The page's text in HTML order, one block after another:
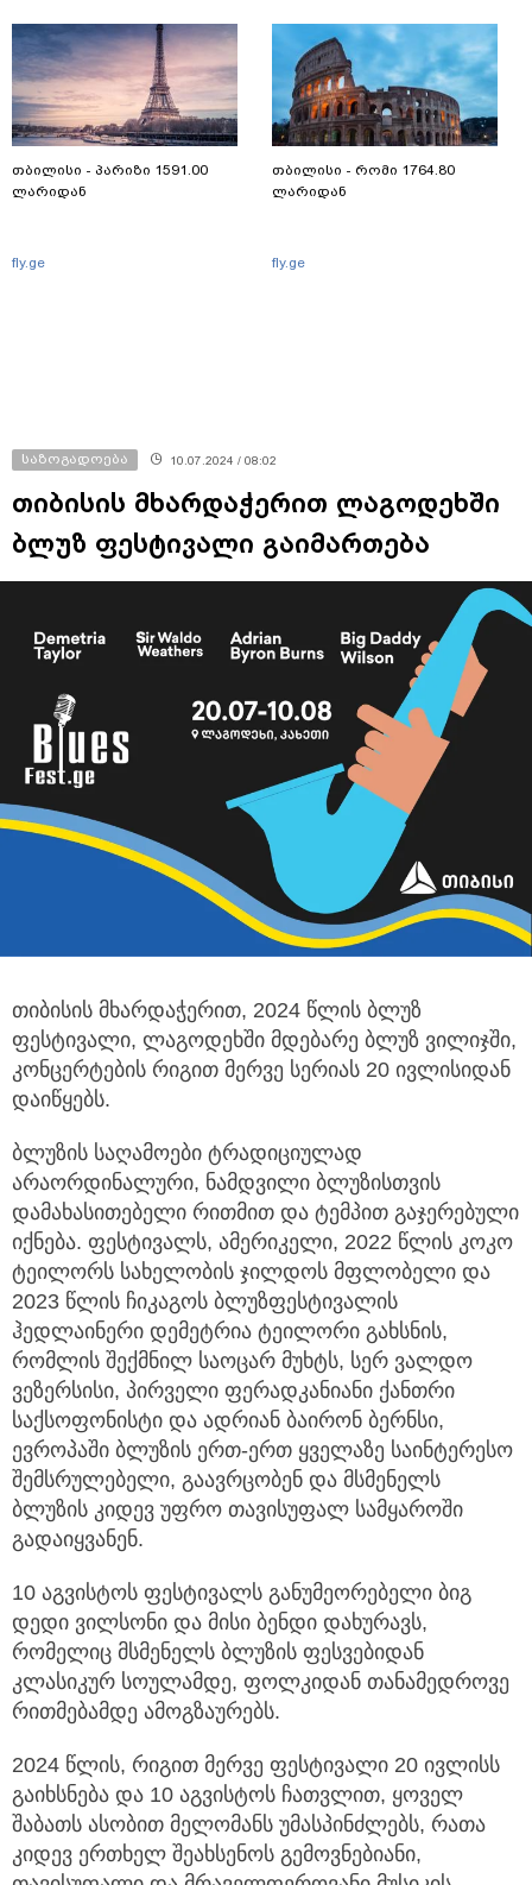
თბილისი - პარიზი 1591.00
ლარიდან
fly.ge
თბილისი - რომი 1764.80
ლარიდან
fly.ge
საზოგადოება 10.07.2024 / 08:02
თიბისის მხარდაჭერით ლაგოდეხში
ბლუზ ფესტივალი გაიმართება
თიბისის მხარდაჭერით, 2024 წლის ბლუზ
ფესტივალი, ლაგოდეხში მდებარე ბლუზ ვილიჯში,
კონცერტების რიგით მერვე სერიას 20 ივლისიდან
დაიწყებს.
ბლუზის საღამოები ტრადიციულად
არაორდინალური, ნამდვილი ბლუზისთვის
დამახასითებელი რითმით და ტემპით გაჯერებული
იქნება. ფესტივალს, ამერიკელი, 2022 წლის კოკო
ტეილორს სახელობის ჯილდოს მფლობელი და
2023 წლის ჩიკაგოს ბლუზფესტივალის
ჰედლაინერი დემეტრია ტეილორი გახსნის,
რომლის შექმნილ საოცარ მუხტს, სერ ვალდო
ვეზერსისი, პირველი ფერადკანიანი ქანთრი
საქსოფონისტი და ადრიან ბაირონ ბერნსი,
ევროპაში ბლუზის ერთ-ერთ ყველაზე საინტერესო
შემსრულებელი, გაავრცობენ და მსმენელს
ბლუზის კიდევ უფრო თავისუფალ სამყაროში
გადაიყვანენ.
10 აგვისტოს ფესტივალს განუმეორებელი ბიგ
დედი ვილსონი და მისი ბენდი დახურავს,
რომელიც მსმენელს ბლუზის ფესვებიდან
კლასიკურ სოულამდე, ფოლკიდან თანამედროვე
რითმებამდე ამოგზაურებს.
2024 წლის, რიგით მერვე ფესტივალი 20 ივლისს
გაიხსნება და 10 აგვისტოს ჩათვლით, ყოველ
შაბათს ასობით მელომანს უმასპინძლებს, რათა
კიდევ ერთხელ შეახსენოს გემოვნებიანი,